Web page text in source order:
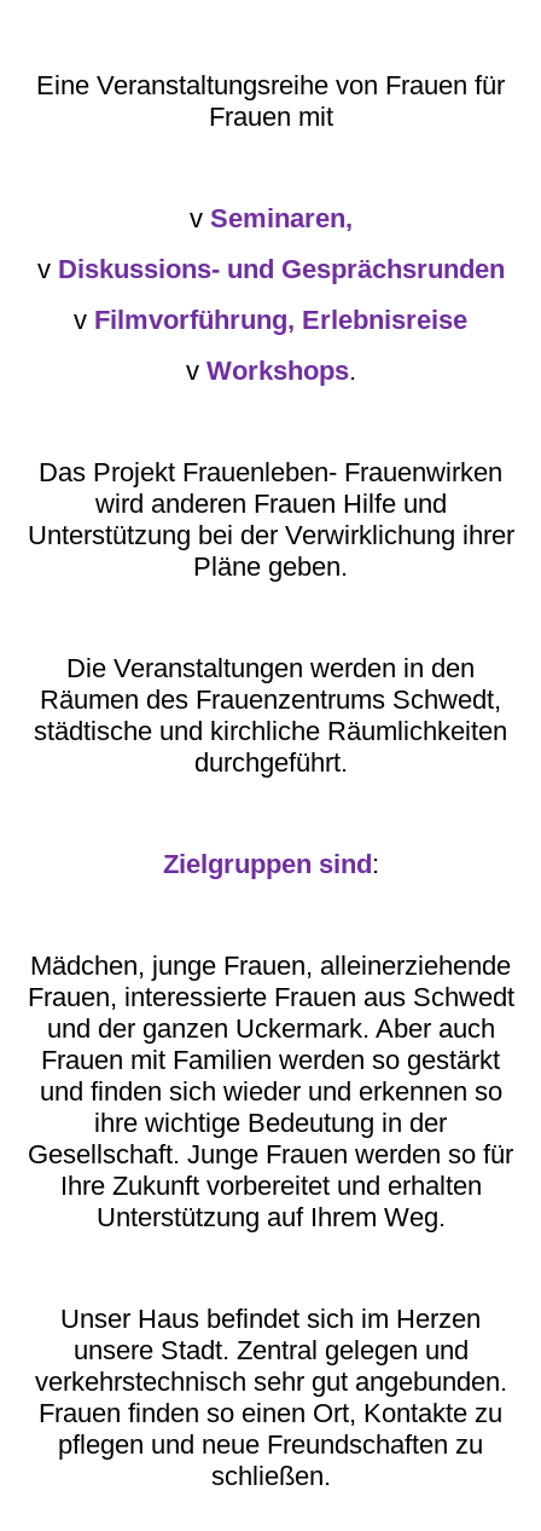
Eine Veranstaltungsreihe von Frauen für
Frauen mit
v Seminaren,
v Diskussions- und Gesprächsrunden
v Filmvorführung, Erlebnisreise
v Workshops.
Das Projekt Frauenleben- Frauenwirken
wird anderen Frauen Hilfe und
Unterstützung bei der Verwirklichung ihrer
Pläne geben.
Die Veranstaltungen werden in den
Räumen des Frauenzentrums Schwedt,
städtische und kirchliche Räumlichkeiten
durchgeführt.
Zielgruppen sind:
Mädchen, junge Frauen, alleinerziehende
Frauen, interessierte Frauen aus Schwedt
und der ganzen Uckermark. Aber auch
Frauen mit Familien werden so gestärkt
und finden sich wieder und erkennen so
ihre wichtige Bedeutung in der
Gesellschaft. Junge Frauen werden so für
Ihre Zukunft vorbereitet und erhalten
Unterstützung auf Ihrem Weg.
Unser Haus befindet sich im Herzen
unsere Stadt. Zentral gelegen und
verkehrstechnisch sehr gut angebunden.
Frauen finden so einen Ort, Kontakte zu
pflegen und neue Freundschaften zu
schließen.